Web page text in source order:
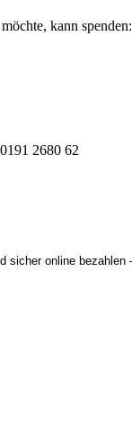
kann spenden:
2680 62